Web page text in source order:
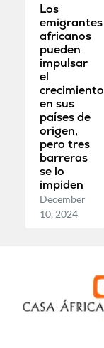
Los
emigrantes
africanos
pueden
impulsar
el
crecimiento
en sus
países de
origen,
pero tres
barreras
se lo
impiden
December
10, 2024